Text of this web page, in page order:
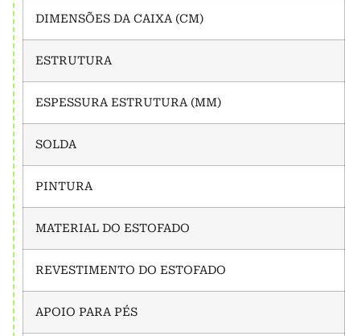
DIMENSÕES DA CAIXA (CM)
ESTRUTURA
ESPESSURA ESTRUTURA (MM)
SOLDA
PINTURA
MATERIAL DO ESTOFADO
REVESTIMENTO DO ESTOFADO
APOIO PARA PÉS